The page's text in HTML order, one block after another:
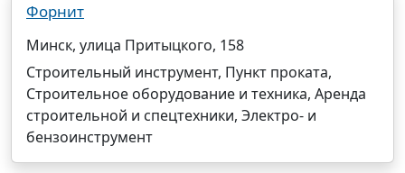
Форнит
Минск, улица Притыцкого, 158
Строительный инструмент, Пункт проката,
Строительное оборудование и техника, Аренда
строительной и спецтехники, Электро- и
бензоинструмент